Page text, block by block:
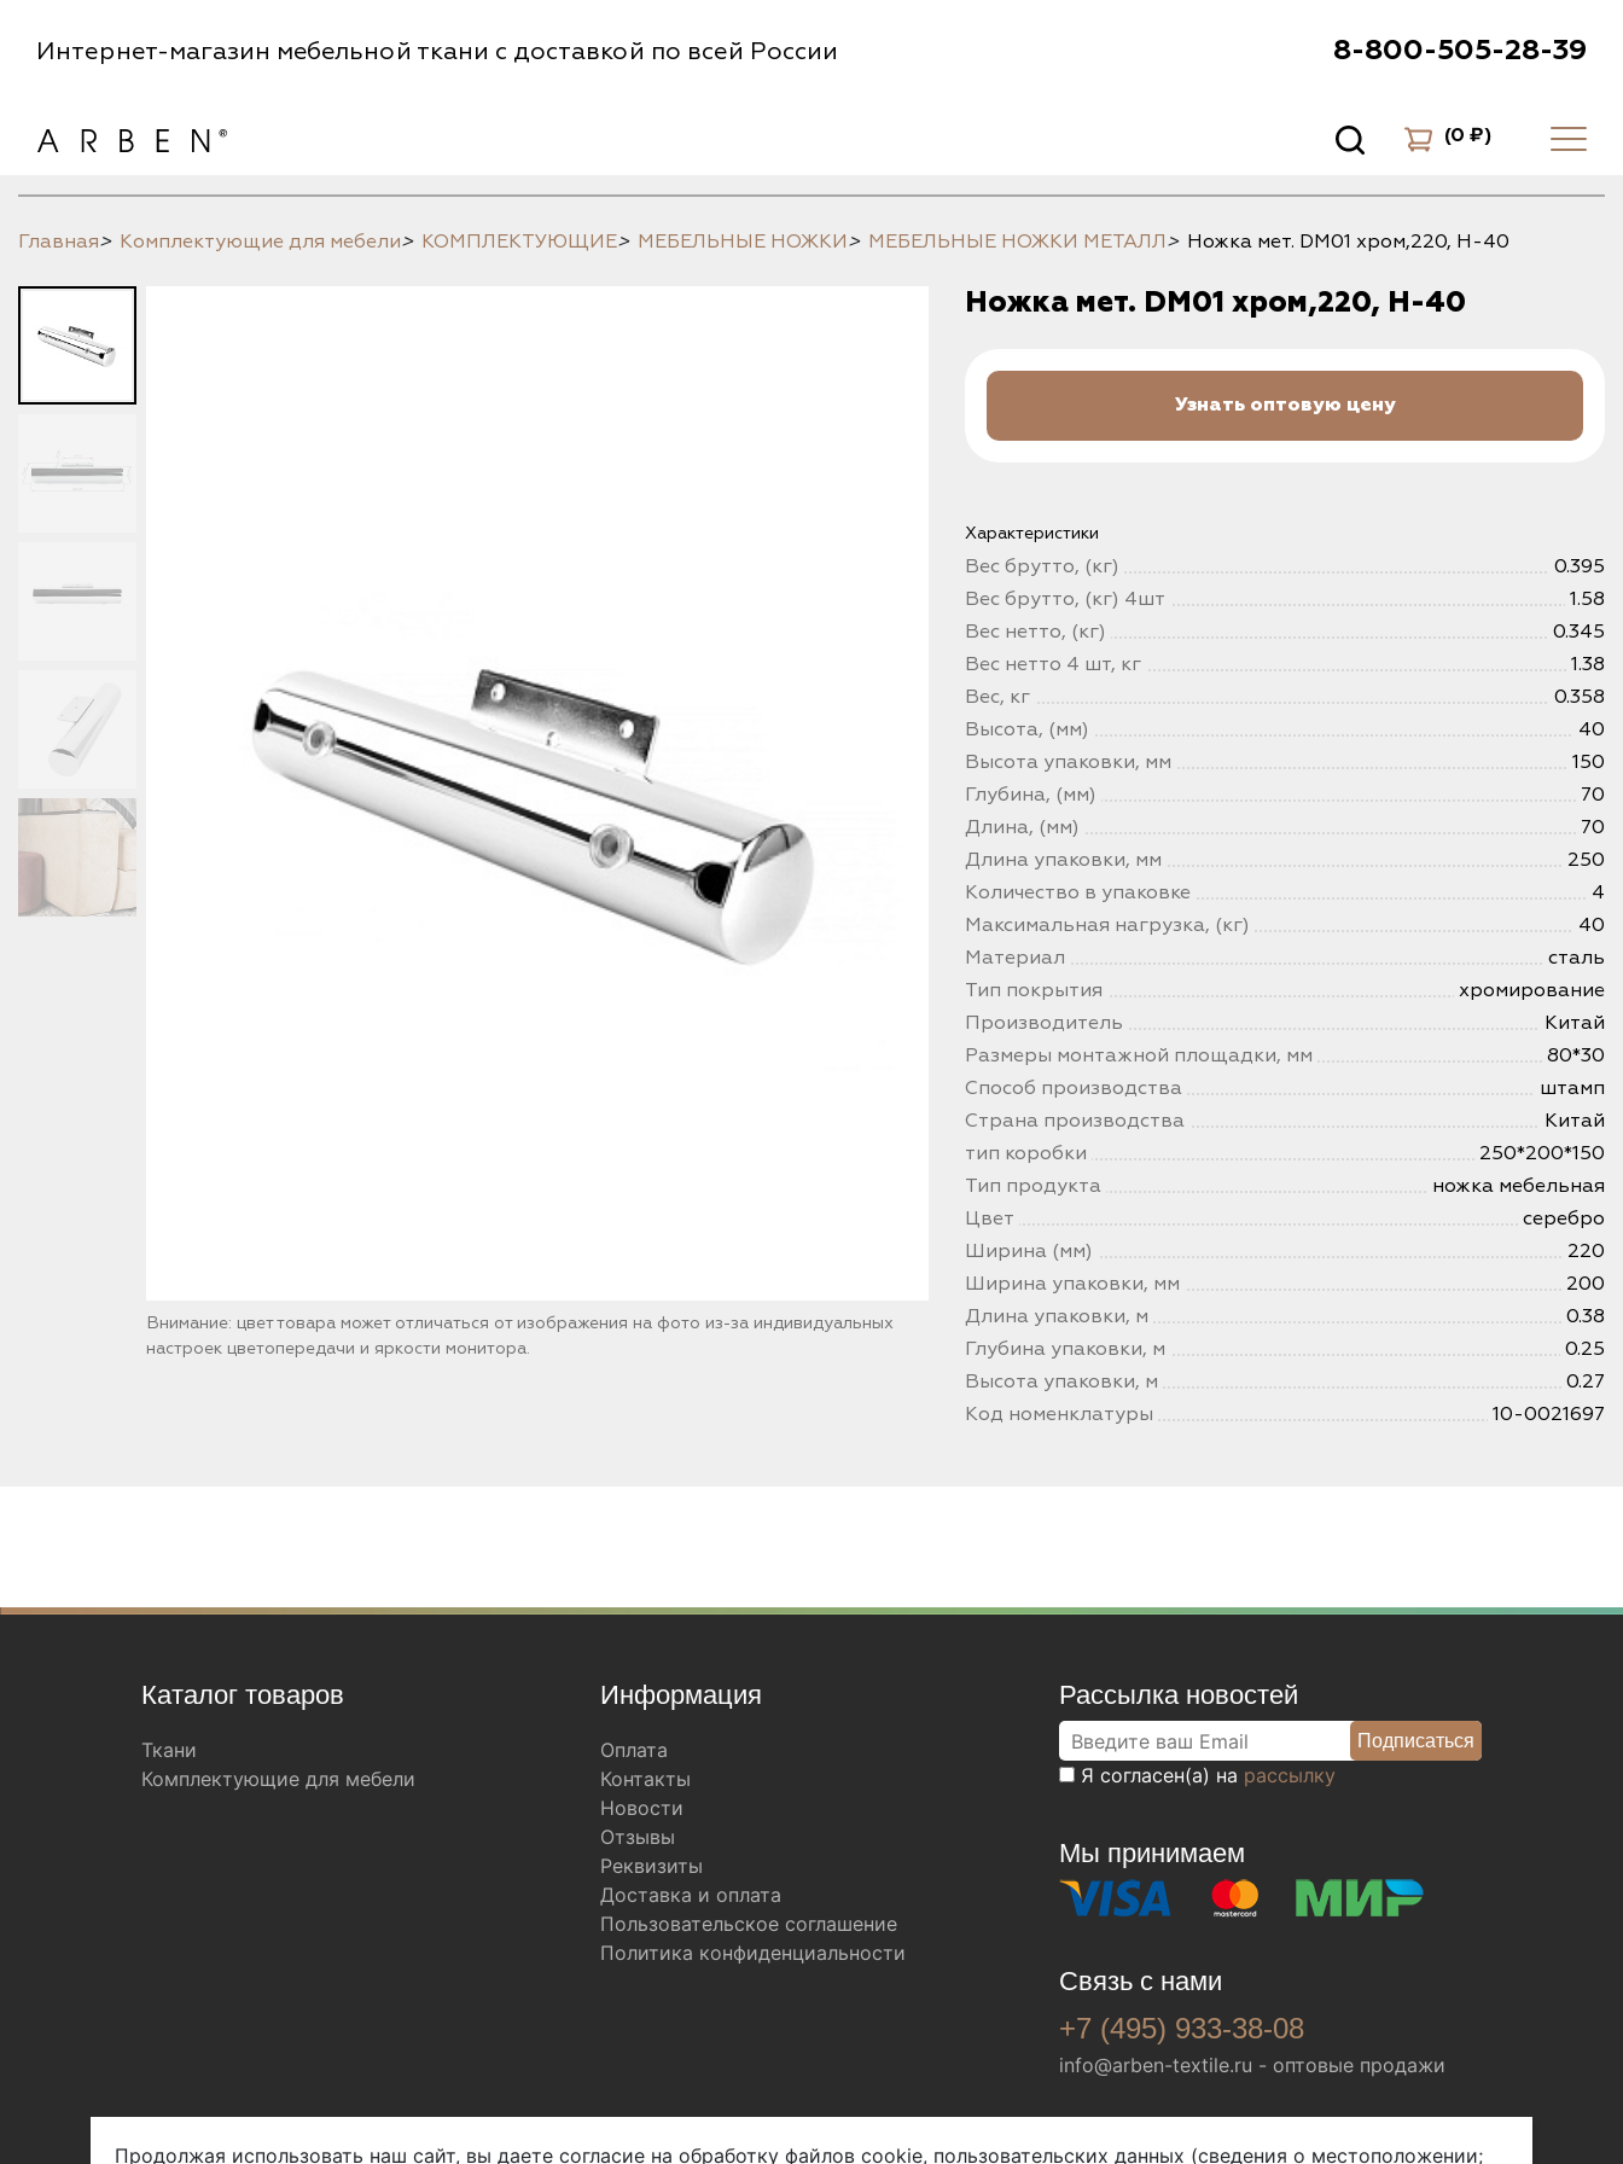
Интернет-магазин мебельной ткани с доставкой по всей России 8-800-505-28-39
(0 ₽)
Главная> Комплектующие для мебели> КОМПЛЕКТУЮЩИЕ> МЕБЕЛЬНЫЕ НОЖКИ> МЕБЕЛЬНЫЕ НОЖКИ МЕТАЛЛ> Ножка мет. DM01 хром,220, H-40
Внимание: цвет товара может отличаться от изображения на фото из-за индивидуальных
настроек цветопередачи и яркости монитора.
Ножка мет. DM01 хром,220, H-40
Узнать оптовую цену
Характеристики
Вес брутто, (кг)
0.395
Вес брутто, (кг) 4шт
1.58
Вес нетто, (кг)
0.345
Вес нетто 4 шт, кг
1.38
Вес, кг
0.358
Высота, (мм)
40
Высота упаковки, мм
150
Глубина, (мм)
70
Длина, (мм)
70
Длина упаковки, мм
250
Количество в упаковке
4
Максимальная нагрузка, (кг)
40
Материал
сталь
Тип покрытия
хромирование
Производитель
Китай
Размеры монтажной площадки, мм
80*30
Способ производства
штамп
Страна производства
Китай
тип коробки
250*200*150
Тип продукта
ножка мебельная
Цвет
серебро
Ширина (мм)
220
Ширина упаковки, мм
200
Длина упаковки, м
0.38
Глубина упаковки, м
0.25
Высота упаковки, м
0.27
Код номенклатуры
10-0021697
Каталог товаров
Ткани
Комплектующие для мебели
Информация
Оплата
Контакты
Новости
Отзывы
Реквизиты
Доставка и оплата
Пользовательское соглашение
Политика конфиденциальности
Рассылка новостей
Я согласен(а) на рассылку
Мы принимаем
Связь с нами
+7 (495) 933-38-08
info@arben-textile.ru - оптовые продажи
Мы в соц. сетях
Продолжая использовать наш сайт, вы даете согласие на обработку файлов cookie, пользовательских данных (сведения о местоположении;